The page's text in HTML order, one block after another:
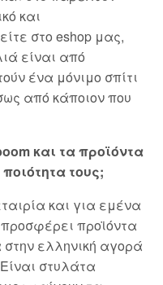
και
στο eshop μας,
είναι από
ένα μόνιμο σπίτι
από κάποιον που
και τα προϊόντα
τους;
και για εμένα
προϊόντα
ελληνική αγορά
στυλάτα